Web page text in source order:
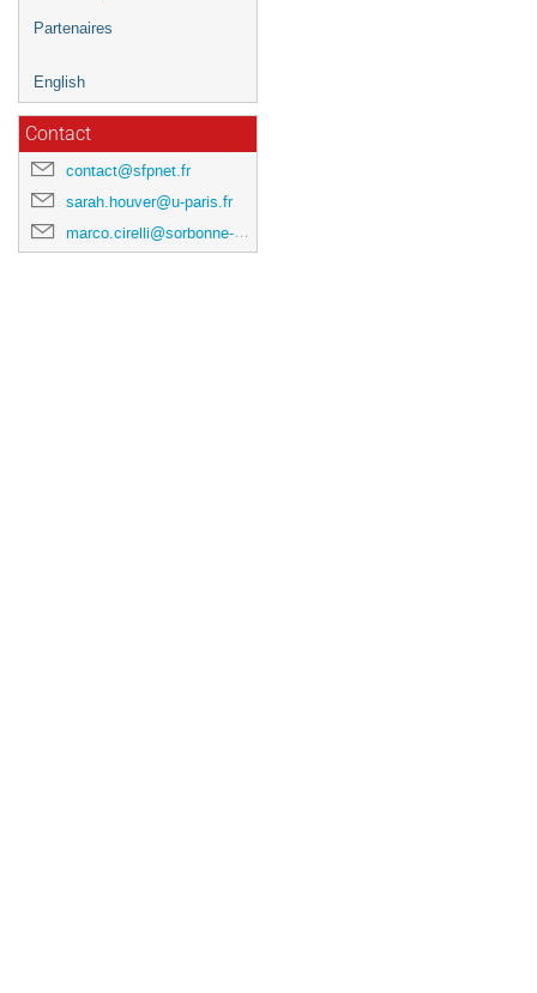
Partenaires
English
Contact
contact@sfpnet.fr
sarah.houver@u-paris.fr
marco.cirelli@sorbonne-universite.fr